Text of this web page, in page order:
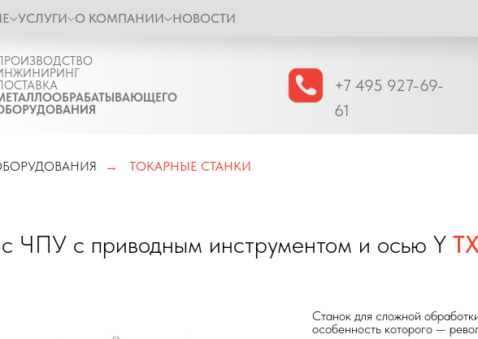
УСЛУГИ О КОМПАНИИ НОВОСТИ
+7 495 927-69-
61
→ ТОКАРНЫЕ СТАНКИ
ЧПУ с приводным инструментом и осью Y
Станок для сложной
особенность которого —